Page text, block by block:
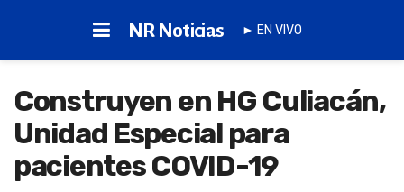
NR Noticias ► EN VIVO
Construyen en HG Culiacán,
Unidad Especial para
pacientes COVID-19